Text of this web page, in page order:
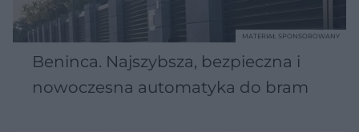
Beninca. Najszybsza, bezpieczna i
nowoczesna automatyka do bram
MATERIAŁ SPONSOROWANY